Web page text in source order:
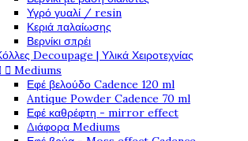
Υγρό γυαλί / resin
Κεριά παλαίωσης
Βερνίκι σπρέι
Decoupage | Υλικά Χειροτεχνίας
 Mediums
Εφέ βελούδο Cadence 120 ml
Antique Powder Cadence 70 ml
Εφέ καθρέφτη - mirror effect
Διάφορα Mediums